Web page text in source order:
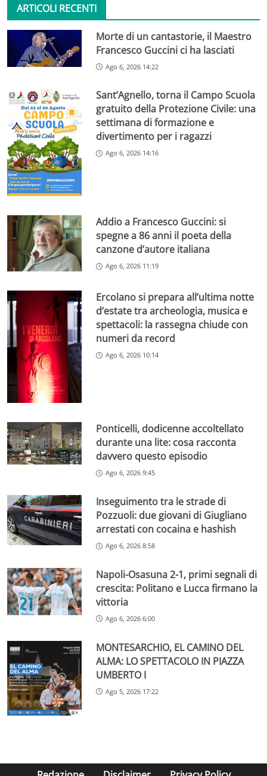
ARTICOLI RECENTI
Morte di un cantastorie, il Maestro
Francesco Guccini ci ha lasciati
Ago 6, 2026 14:22
Sant’Agnello, torna il Campo Scuola
gratuito della Protezione Civile: una
settimana di formazione e
divertimento per i ragazzi
Ago 6, 2026 14:16
Addio a Francesco Guccini: si
spegne a 86 anni il poeta della
canzone d’autore italiana
Ago 6, 2026 11:19
Ercolano si prepara all’ultima notte
d’estate tra archeologia, musica e
spettacoli: la rassegna chiude con
numeri da record
Ago 6, 2026 10:14
Ponticelli, dodicenne accoltellato
durante una lite: cosa racconta
davvero questo episodio
Ago 6, 2026 9:45
Inseguimento tra le strade di
Pozzuoli: due giovani di Giugliano
arrestati con cocaina e hashish
Ago 6, 2026 8:58
Napoli-Osasuna 2-1, primi segnali di
crescita: Politano e Lucca firmano la
vittoria
Ago 6, 2026 6:00
MONTESARCHIO, EL CAMINO DEL
ALMA: LO SPETTACOLO IN PIAZZA
UMBERTO I
Ago 5, 2026 17:22